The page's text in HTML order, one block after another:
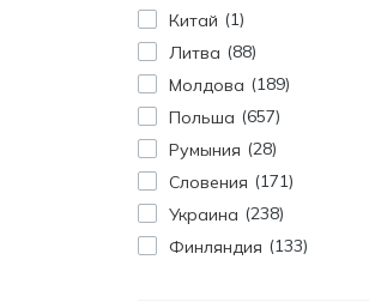
Китай
1
Литва
88
Молдова
189
Польша
657
Румыния
28
Словения
171
Украина
238
Финляндия
133